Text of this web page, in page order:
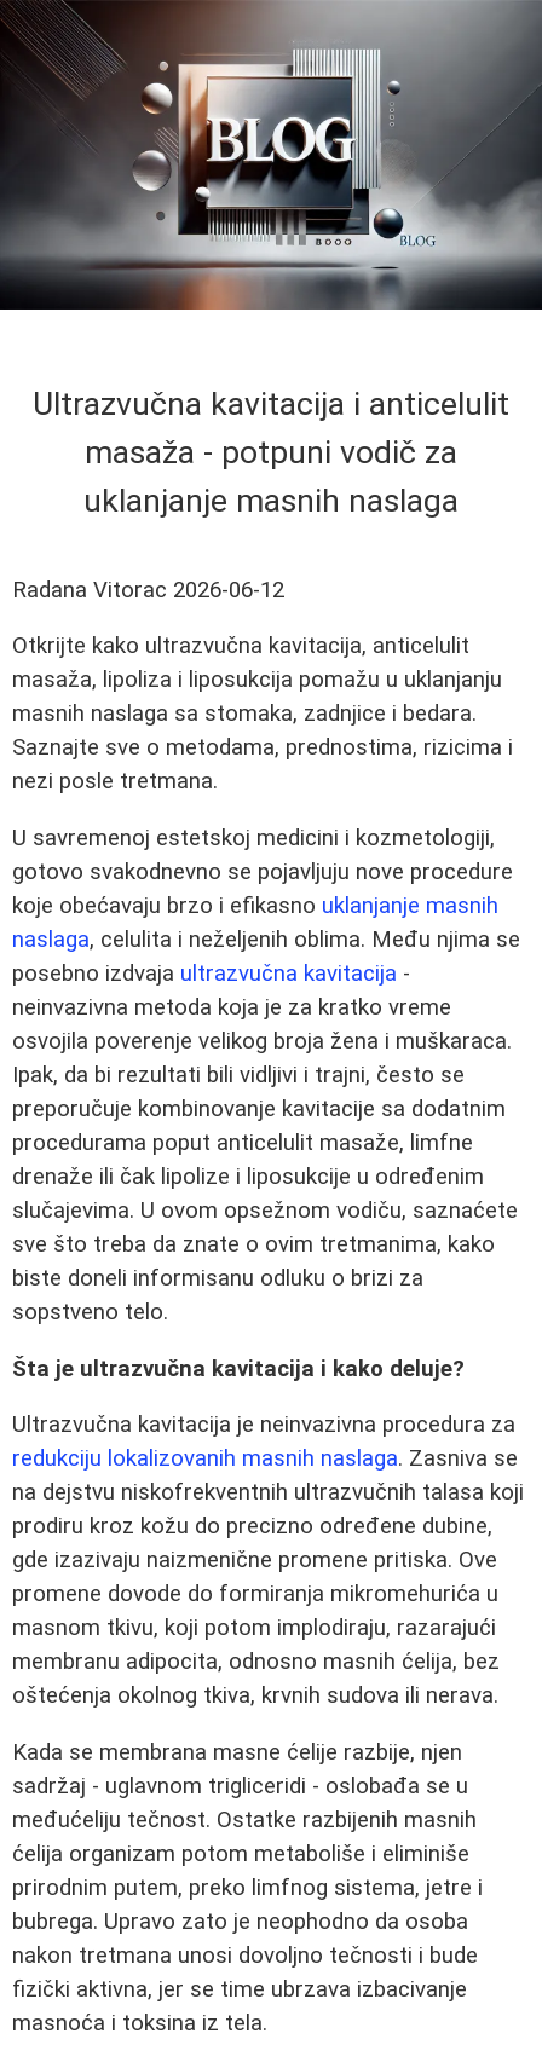
Ultrazvučna kavitacija i anticelulit
masaža - potpuni vodič za
uklanjanje masnih naslaga
Radana Vitorac 2026-06-12
Otkrijte kako ultrazvučna kavitacija, anticelulit
masaža, lipoliza i liposukcija pomažu u uklanjanju
masnih naslaga sa stomaka, zadnjice i bedara.
Saznajte sve o metodama, prednostima, rizicima i
nezi posle tretmana.
U savremenoj estetskoj medicini i kozmetologiji,
gotovo svakodnevno se pojavljuju nove procedure
koje obećavaju brzo i efikasno uklanjanje masnih
naslaga, celulita i neželjenih oblima. Među njima se
posebno izdvaja ultrazvučna kavitacija -
neinvazivna metoda koja je za kratko vreme
osvojila poverenje velikog broja žena i muškaraca.
Ipak, da bi rezultati bili vidljivi i trajni, često se
preporučuje kombinovanje kavitacije sa dodatnim
procedurama poput anticelulit masaže, limfne
drenaže ili čak lipolize i liposukcije u određenim
slučajevima. U ovom opsežnom vodiču, saznaćete
sve što treba da znate o ovim tretmanima, kako
biste doneli informisanu odluku o brizi za
sopstveno telo.
Šta je ultrazvučna kavitacija i kako deluje?
Ultrazvučna kavitacija je neinvazivna procedura za
redukciju lokalizovanih masnih naslaga. Zasniva se
na dejstvu niskofrekventnih ultrazvučnih talasa koji
prodiru kroz kožu do precizno određene dubine,
gde izazivaju naizmenične promene pritiska. Ove
promene dovode do formiranja mikromehurića u
masnom tkivu, koji potom implodiraju, razarajući
membranu adipocita, odnosno masnih ćelija, bez
oštećenja okolnog tkiva, krvnih sudova ili nerava.
Kada se membrana masne ćelije razbije, njen
sadržaj - uglavnom trigliceridi - oslobađa se u
međućeliju tečnost. Ostatke razbijenih masnih
ćelija organizam potom metaboliše i eliminiše
prirodnim putem, preko limfnog sistema, jetre i
bubrega. Upravo zato je neophodno da osoba
nakon tretmana unosi dovoljno tečnosti i bude
fizički aktivna, jer se time ubrzava izbacivanje
masnoća i toksina iz tela.